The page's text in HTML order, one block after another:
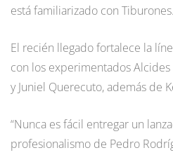
está familiarizado con Tiburones.
El recién llegado fortalece la
con los experimentados
y Juniel Querecuto, además de
“Nunca es fácil entregar un
profesionalismo de Pedro